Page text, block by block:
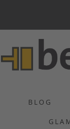
BLOG